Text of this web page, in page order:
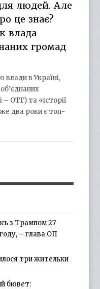
людей. Але
це знає?
влада
громад
влади в Україні,
ОТГ) та «історії
два роки є топ-
з Трампом 27
– глава ОП
три жительки
бювет: